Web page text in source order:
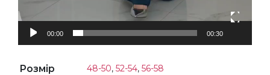
00:00 00:30
Розмір 48-50, 52-54, 56-58